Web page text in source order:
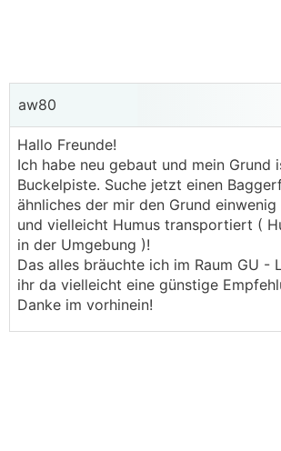
aw80
Hallo Freunde!
Ich habe neu gebaut und mein Grund
Buckelpiste. Suche jetzt einen
ähnliches der mir den Grund
und vielleicht Humus transportiert (
in der Umgebung )!
Das alles bräuchte ich im Raum GU -
ihr da vielleicht eine günstige
Danke im vorhinein!